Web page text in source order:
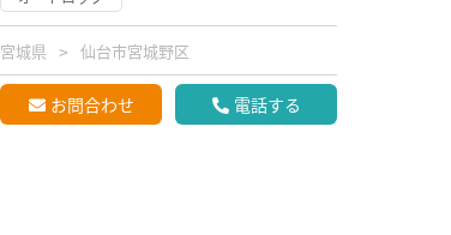
宮城県 仙台市宮城野区
お問合わせ 電話する